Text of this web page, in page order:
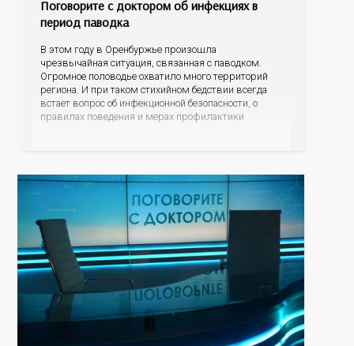
Поговорите с доктором об инфекциях в
период паводка
В этом году в Оренбуржье произошла
чрезвычайная ситуация, связанная с паводком.
Огромное половодье охватило много территорий
региона. И при таком стихийном бедствии всегда
встает вопрос об инфекционной безопасности, о
правилах поведения и мерах профилактики